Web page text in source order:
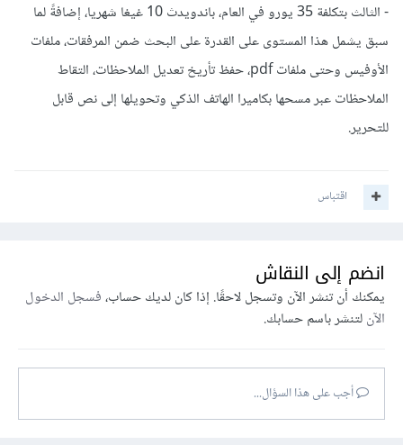
- الثالث بتكلفة 35 يورو في العام، باندويدث 10 غيغا شهريا، إضافةً لما
سبق يشمل هذا المستوى على القدرة على البحث ضمن المرفقات، ملفات
الأوفيس وحتى ملفات pdf، حفظ تأريخ تعديل الملاحظات، التقاط
الملاحظات عبر مسحها بكاميرا الهاتف الذكي وتحويلها إلى نص قابل
للتحرير.
اقتباس
انضم إلى النقاش
يمكنك أن تنشر الآن وتسجل لاحقًا. إذا كان لديك حساب،فسجل الدخول
الآنلتنشر باسم حسابك.
أجب على هذا السؤال...